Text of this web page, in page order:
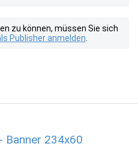
zu können, müssen Sie sich
Publisher anmelden
234x60